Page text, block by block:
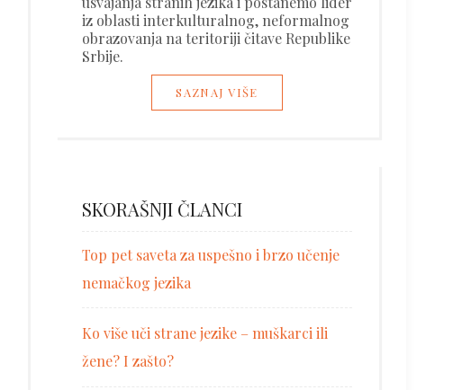
iz oblasti interkulturalnog, neformalnog
obrazovanja na teritoriji čitave Republike
Srbije.
SAZNAJ VIŠE
SKORAŠNJI ČLANCI
Top pet saveta za uspešno i brzo učenje
nemačkog jezika
Ko više uči strane jezike – muškarci ili
žene? I zašto?